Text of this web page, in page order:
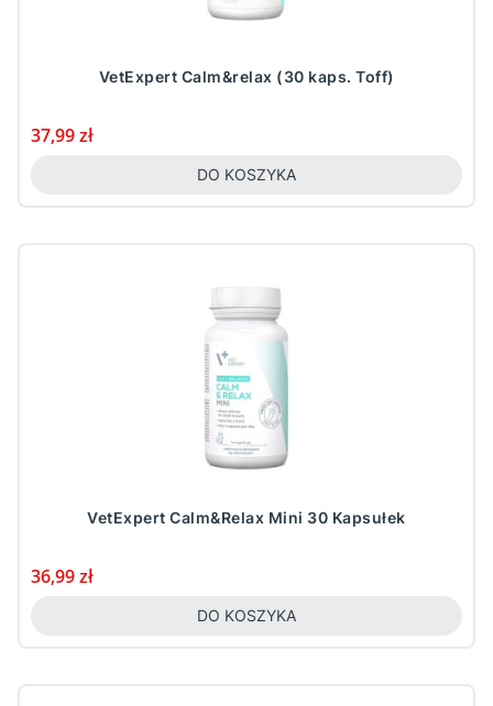
VetExpert Calm&relax (30 kaps. Toff)
Cena
37,99 zł
DO KOSZYKA
VetExpert Calm&Relax Mini 30 Kapsułek
Cena
36,99 zł
DO KOSZYKA